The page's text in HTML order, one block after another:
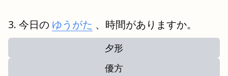
今日の ゆうがた 、時間がありますか。
夕形
優方